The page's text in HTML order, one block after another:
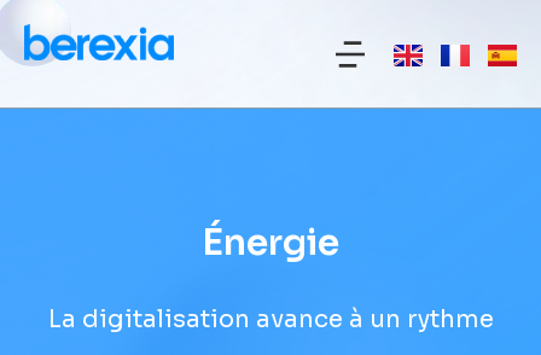
Énergie
La digitalisation avance à un rythme